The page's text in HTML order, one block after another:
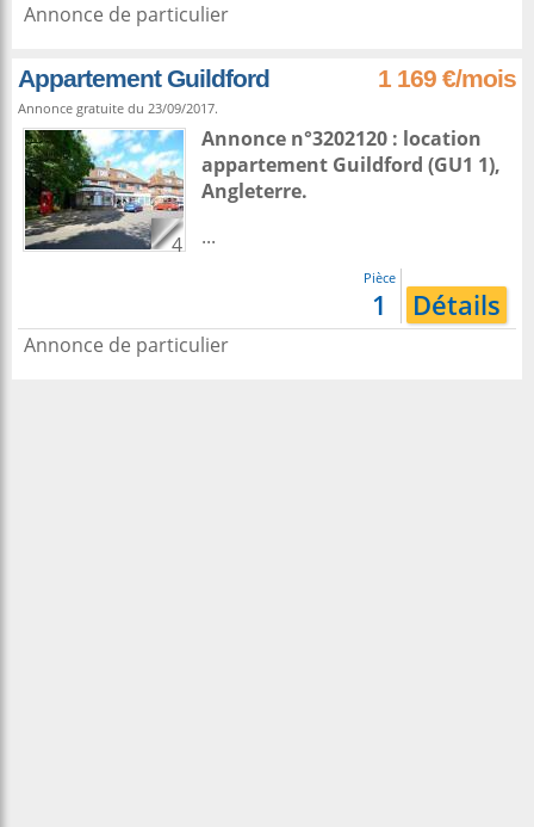
Annonce de particulier
Appartement Guildford 1 169 €/mois
Annonce gratuite du 23/09/2017.
4
Annonce n°3202120 : location
appartement Guildford (GU1 1),
Angleterre.
...
Pièce
1 Détails
Annonce de particulier